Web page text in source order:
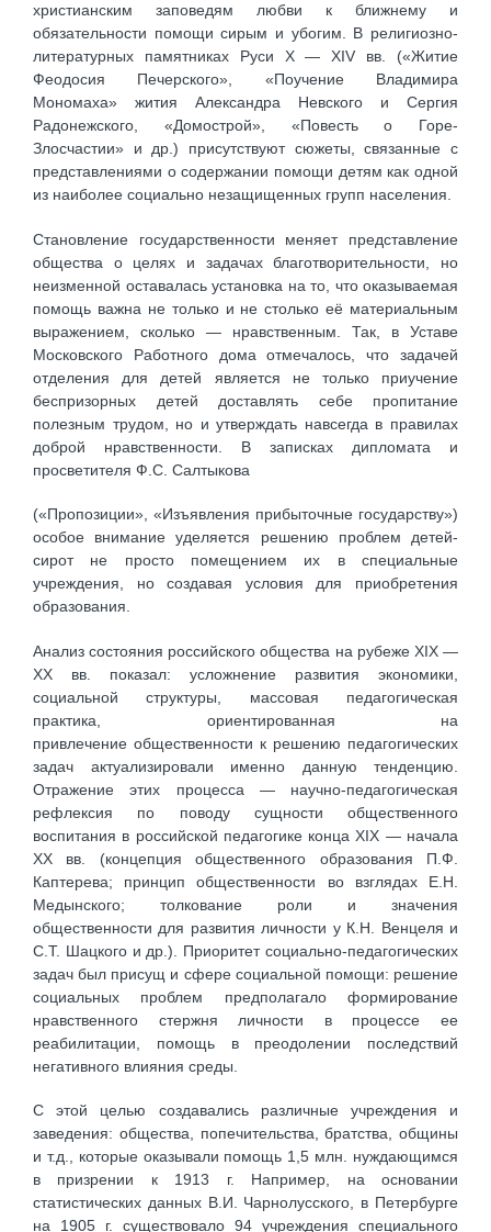
христианским заповедям любви к ближнему и
обязательности помощи сирым и убогим. В религиозно-
литературных памятниках Руси X — XIV вв. («Житие
Феодосия Печерского», «Поучение Владимира
Мономаха» жития Александра Невского и Сергия
Радонежского, «Домострой», «Повесть о Горе-
Злосчастии» и др.) присутствуют сюжеты, связанные с
представлениями о содержании помощи детям как одной
из наиболее социально незащищенных групп населения.
Становление государственности меняет представление
общества о целях и задачах благотворительности, но
неизменной оставалась установка на то, что оказываемая
помощь важна не только и не столько её материальным
выражением, сколько — нравственным. Так, в Уставе
Московского Работного дома отмечалось, что задачей
отделения для детей является не только приучение
беспризорных детей доставлять себе пропитание
полезным трудом, но и утверждать навсегда в правилах
доброй нравственности. В записках дипломата и
просветителя Ф.С. Салтыкова
(«Пропозиции», «Изъявления прибыточные государству»)
особое внимание уделяется решению проблем детей-
сирот не просто помещением их в специальные
учреждения, но создавая условия для приобретения
образования.
Анализ состояния российского общества на рубеже XIX —
XX вв. показал: усложнение развития экономики,
социальной структуры, массовая педагогическая
практика, ориентированная на
привлечение общественности к решению педагогических
задач актуализировали именно данную тенденцию.
Отражение этих процесса — научно-педагогическая
рефлексия по поводу сущности общественного
воспитания в российской педагогике конца XIX — начала
XX вв. (концепция общественного образования П.Ф.
Каптерева; принцип общественности во взглядах Е.Н.
Медынского; толкование роли и значения
общественности для развития личности у К.Н. Венцеля и
С.Т. Шацкого и др.). Приоритет социально-педагогических
задач был присущ и сфере социальной помощи: решение
социальных проблем предполагало формирование
нравственного стержня личности в процессе ее
реабилитации, помощь в преодолении последствий
негативного влияния среды.
С этой целью создавались различные учреждения и
заведения: общества, попечительства, братства, общины
и т.д., которые оказывали помощь 1,5 млн. нуждающимся
в призрении к 1913 г. Например, на основании
статистических данных В.И. Чарнолусского, в Петербурге
на 1905 г. существовало 94 учреждения специального